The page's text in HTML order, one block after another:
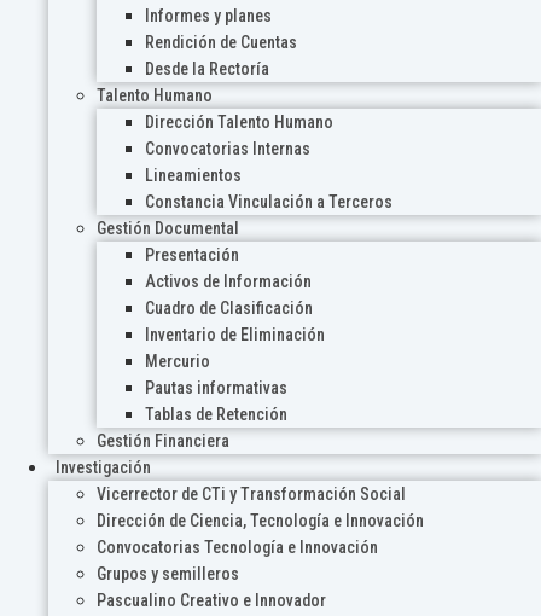
Informes y planes
Rendición de Cuentas
Desde la Rectoría
Talento Humano
Dirección Talento Humano
Convocatorias Internas
Lineamientos
Constancia Vinculación a Terceros
Gestión Documental
Presentación
Activos de Información
Cuadro de Clasificación
Inventario de Eliminación
Mercurio
Pautas informativas
Tablas de Retención
Gestión Financiera
Investigación
Vicerrector de CTi y Transformación Social
Dirección de Ciencia, Tecnología e Innovación
Convocatorias Tecnología e Innovación
Grupos y semilleros
Pascualino Creativo e Innovador